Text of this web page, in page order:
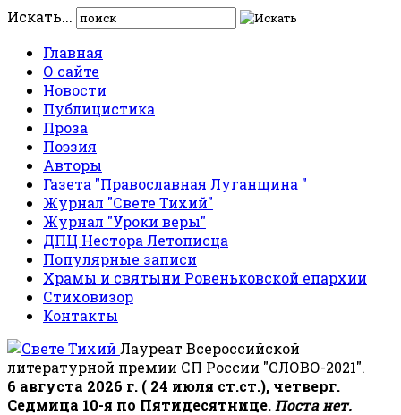
Искать...
Главная
О сайте
Новости
Публицистика
Проза
Поэзия
Авторы
Газета "Православная Луганщина "
Журнал "Свете Тихий"
Журнал "Уроки веры"
ДПЦ Нестора Летописца
Популярные записи
Храмы и святыни Ровеньковской епархии
Стиховизор
Контакты
Лауреат Всероссийской
литературной премии СП России "СЛОВО-2021".
6 августа 2026 г. ( 24 июля ст.ст.), четверг.
Седмица 10-я по Пятидесятнице. Поста нет.